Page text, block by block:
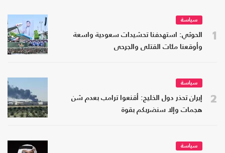
1
سياسة
الحوثي: استهدفنا تحشيدات سعودية واسعة
وأوقعنا مئات القتلى والجرحى
2
سياسة
إيران تحذر دول الخليج: أقنعوا ترامب بعدم شن
هجمات وإلا سنضربكم بقوة
سياسة